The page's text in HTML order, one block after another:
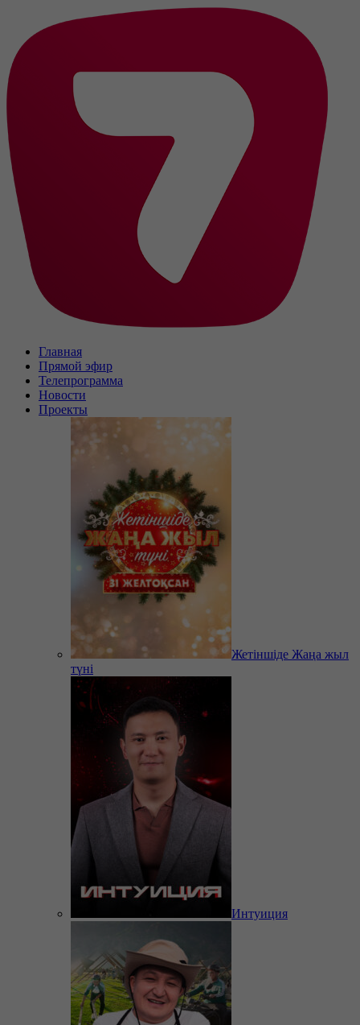
Главная
Прямой эфир
Телепрограмма
Новости
Проекты
Жетіншіде Жаңа жыл
түні
Интуиция